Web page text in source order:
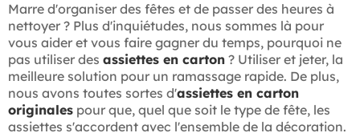
Marre d'organiser des fêtes et de passer des heures à
nettoyer ? Plus d'inquiétudes, nous sommes là pour
vous aider et vous faire gagner du temps, pourquoi ne
pas utiliser des assiettes en carton ? Utiliser et jeter, la
meilleure solution pour un ramassage rapide. De plus,
nous avons toutes sortes d'assiettes en carton
originales pour que, quel que soit le type de fête, les
assiettes s'accordent avec l'ensemble de la décoration.